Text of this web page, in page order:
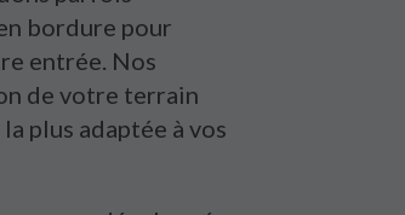
bordure pour
entrée. Nos
de votre terrain
plus adaptée à vos